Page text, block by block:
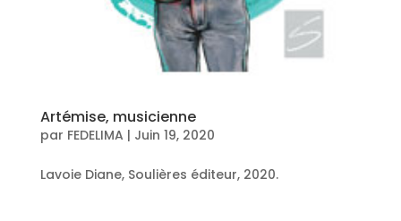
Artémise, musicienne
par FEDELIMA | Juin 19, 2020
Lavoie Diane, Soulières éditeur, 2020.